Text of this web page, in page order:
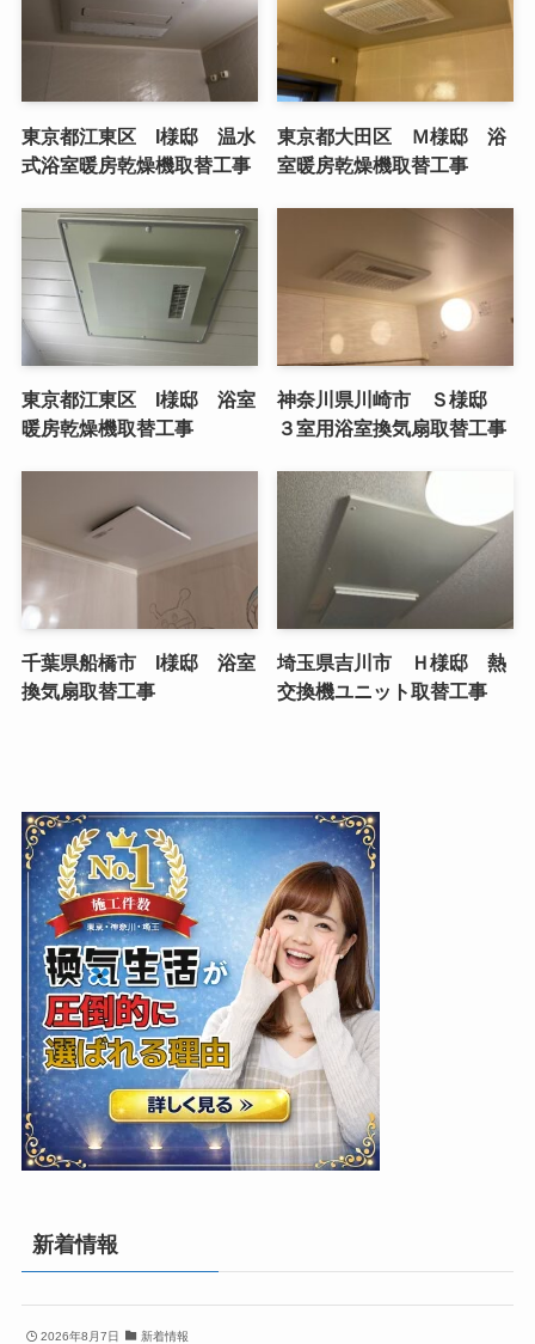
東京都江東区 I様邸 温水
式浴室暖房乾燥機取替工事
東京都大田区 Ｍ様邸 浴
室暖房乾燥機取替工事
東京都江東区 I様邸 浴室
暖房乾燥機取替工事
神奈川県川崎市 Ｓ様邸
３室用浴室換気扇取替工事
千葉県船橋市 I様邸 浴室
換気扇取替工事
埼玉県吉川市 Ｈ様邸 熱
交換機ユニット取替工事
新着情報
2026年8月7日 新着情報